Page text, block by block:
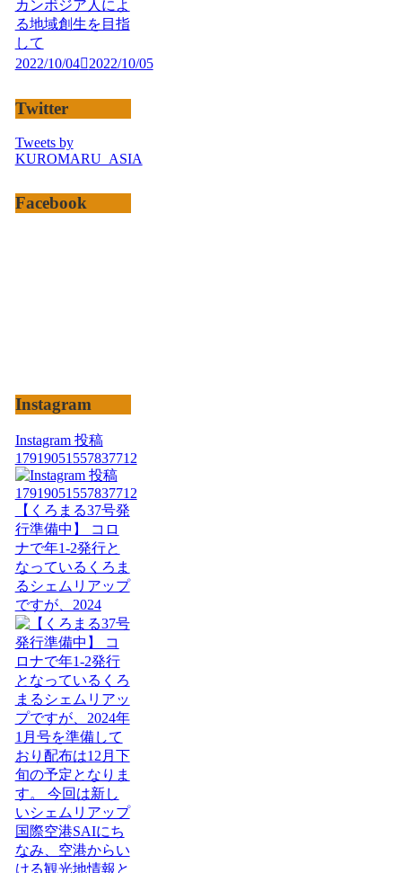
カンボジア人によ
る地域創生を目指
して
2022/10/04
2022/10/05
Twitter
Tweets by
KUROMARU_ASIA
Facebook
Instagram
Instagram 投稿
17919051557837712
【くろまる37号発
行準備中】 コロ
ナで年1-2発行と
なっているくろま
るシェムリアップ
ですが、2024